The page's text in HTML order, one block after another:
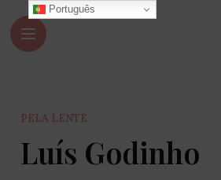
PELA LENTE
Luís Godinho
Português